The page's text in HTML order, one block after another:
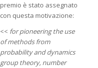
premio è stato assegnato
con questa motivazione:
<< for pioneering the use
of methods from
probability and dynamics
group theory, number